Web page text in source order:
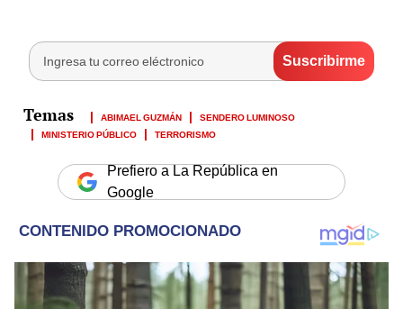
ABIMAEL GUZMÁN
SENDERO LUMINOSO
MINISTERIO PÚBLICO
TERRORISMO
Prefiero a La República en
Google